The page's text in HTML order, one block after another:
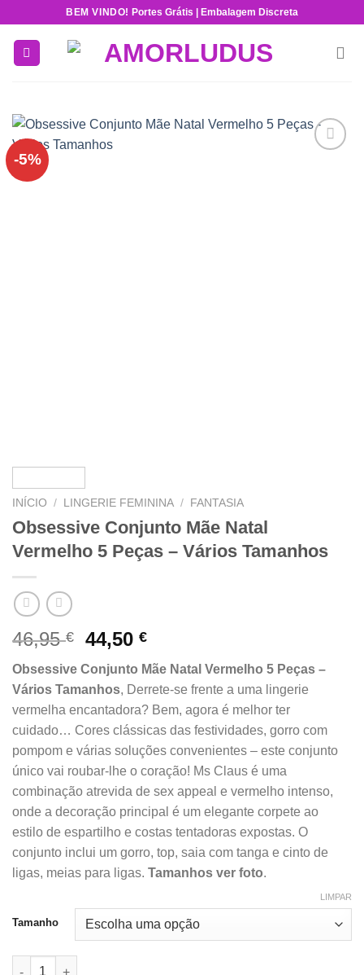
content
BEM VINDO! Portes Grátis | Embalagem Discreta
-5%
INÍCIO / LINGERIE FEMININA / FANTASIA
Obsessive Conjunto Mãe Natal
Vermelho 5 Peças – Vários Tamanhos
46,95€
O
preço
original
era:
46,95 €.
44,50€O
preço
atual
é:
44,50 €.
Obsessive Conjunto Mãe Natal Vermelho 5 Peças –
Vários Tamanhos, Derrete-se frente a uma lingerie
vermelha encantadora? Bem, agora é melhor ter
cuidado… Cores clássicas das festividades, gorro com
pompom e várias soluções convenientes – este conjunto
único vai roubar-lhe o coração! Ms Claus é uma
combinação atrevida de sex appeal e vermelho intenso,
onde a decoração principal é um elegante corpete ao
estilo de espartilho e costas tentadoras expostas. O
conjunto inclui um gorro, top, saia com tanga e cinto de
ligas, meias para ligas. Tamanhos ver foto.
Tamanho
LIMPAR
Quantidade de Obsessive Conjunto Mãe Natal Vermelho 5